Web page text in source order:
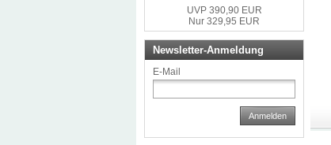
UVP 390,90 EUR
Nur 329,95 EUR
Newsletter-Anmeldung
E-Mail
Anmelden